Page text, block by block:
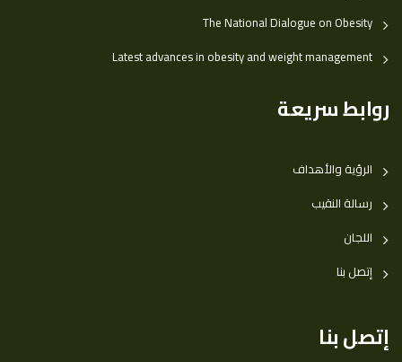
The National Dialogue on Obesity
Latest advances in obesity and weight management
روابط سريعة
الرؤية والأهداف
رسالة النقيب
اللجان
إتصل بنا
إتصل بنا